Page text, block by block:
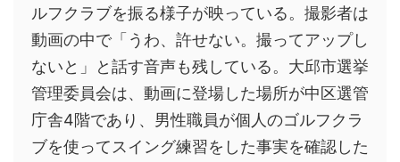
ルフクラブを振る様子が映っている。撮影者は
動画の中で「うわ、許せない。撮ってアップし
ないと」と話す音声も残している。大邱市選挙
管理委員会は、動画に登場した場所が中区選管
庁舎4階であり、男性職員が個人のゴルフクラ
ブを使ってスイング練習をした事実を確認した